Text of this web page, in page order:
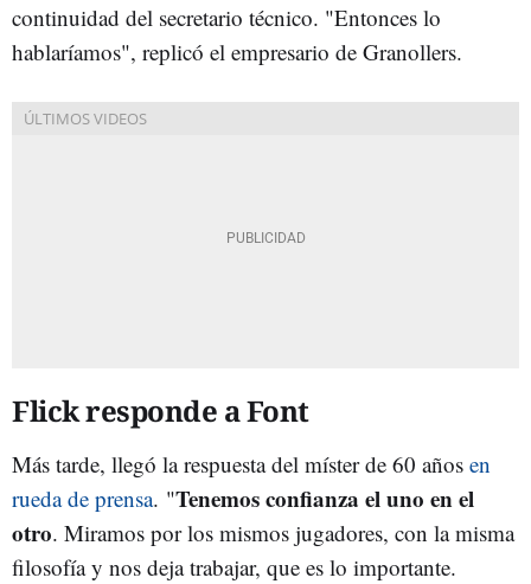
continuidad del secretario técnico. "Entonces lo
hablaríamos", replicó el empresario de Granollers.
Flick responde a Font
Más tarde, llegó la respuesta del míster de 60 años en
rueda de prensa. "Tenemos confianza el uno en el
otro. Miramos por los mismos jugadores, con la misma
filosofía y nos deja trabajar, que es lo importante.